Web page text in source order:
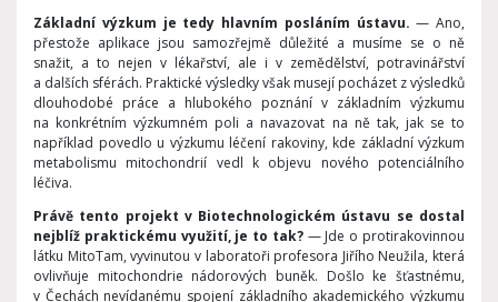
Základní výzkum je tedy hlavním posláním ústavu. — Ano,
přestože aplikace jsou samozřejmě důležité a musíme se o ně
snažit, a to nejen v lékařství, ale i v zemědělství, potravinářství
a dalších sférách. Praktické výsledky však musejí pocházet z výsledků
dlouhodobé práce a hlubokého poznání v základním výzkumu
na konkrétním výzkumném poli a navazovat na ně tak, jak se to
například povedlo u výzkumu léčení rakoviny, kde základní výzkum
metabolismu mitochondrií vedl k objevu nového potenciálního
léčiva.
Právě tento projekt v Biotechnologickém ústavu se dostal
nejblíž praktickému využití, je to tak?— Jde o protirakovinnou
látku MitoTam, vyvinutou v laboratoři profesora Jiřího Neužila, která
ovlivňuje mitochondrie nádorových buněk. Došlo ke šťastnému,
v Čechách nevídanému spojení základního akademického výzkumu